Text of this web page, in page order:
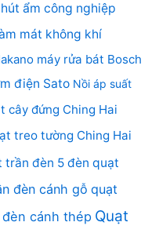
ẩm công nghiệp
mát không khí
máy rửa bát Bosch
điện Sato Nồi áp suất
cây đứng Ching Hai
treo tường Ching Hai
trần đèn 5 đèn quạt
đèn cánh gỗ quạt
cánh thép Quạt